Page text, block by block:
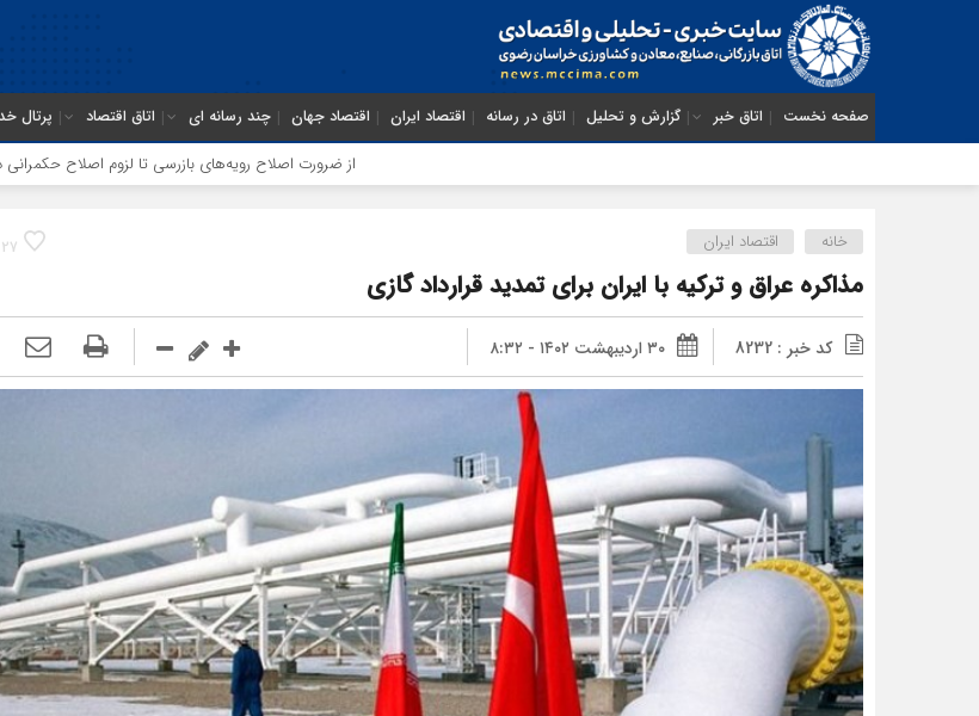
صفحه نخست اتاق خبر گزارش و تحلیل اتاق در رسانه اقتصاد ایران اقتصاد جهان چند رسانه ای اتاق اقتصاد پرتال
از ضرورت اصلاح رویه‌های بازرسی تا لزوم اصلاح حکمرانی در سازمان
27 خانه اقتصاد ایران
مذاکره عراق و ترکیه با ایران برای تمدید قرارداد گازی
کد خبر : 8232 ۳۰ اردیبهشت ۱۴۰۲ - ۸:۳۲